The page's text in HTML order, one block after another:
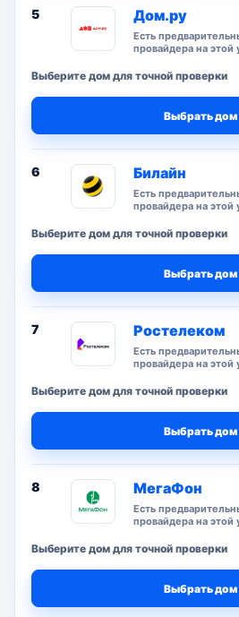
5 Дом.ру
Есть
провайдера на этой
Выберите дом для точной проверки
Выбрать дом
6 Билайн
Есть
провайдера на этой
Выберите дом для точной проверки
Выбрать дом
7 Ростелеком
Есть
провайдера на этой
Выберите дом для точной проверки
Выбрать дом
8 МегаФон
Есть
провайдера на этой
Выберите дом для точной проверки
Выбрать дом